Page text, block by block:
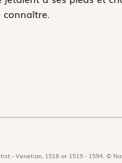
connaître.
- Venetian, 1518 or 1519 - 1594. ©